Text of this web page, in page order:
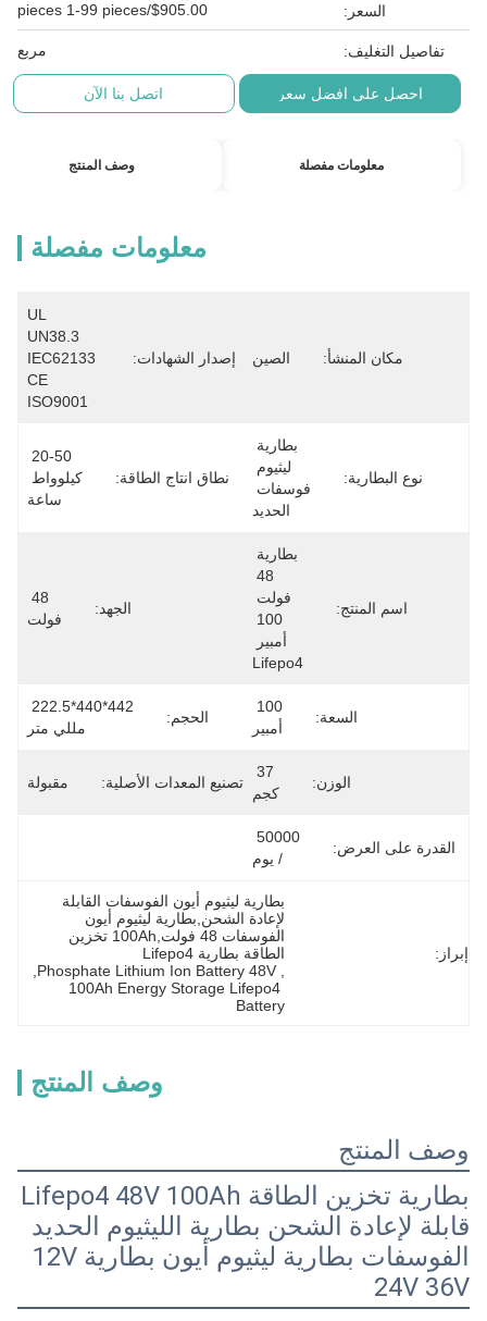
السعر: $905.00/pieces 1-99 pieces
تفاصيل التغليف: مربع
احصل على افضل سعر اتصل بنا الآن
معلومات مفصلة وصف المنتج
معلومات مفصلة
مكان المنشأ: الصين إصدار الشهادات:
UL
UN38.3
IEC62133
CE
ISO9001
نوع البطارية:
الحديد
نطاق انتاج الطاقة:
ساعة
اسم المنتج:
Lifepo4
الجهد:
فولت
السعة:
أمبير
الحجم:
مللي متر
الوزن:
كجم
تصنيع المعدات الأصلية: مقبولة
القدرة على العرض:
/ يوم
إبراز:
الطاقة بطارية Lifepo4
,
Phosphate Lithium Ion Battery 48V
100Ah Energy Storage Lifepo4
Battery
وصف المنتج
وصف المنتج
بطارية تخزين الطاقة Lifepo4 48V 100Ah
قابلة لإعادة الشحن بطارية الليثيوم الحديد
الفوسفات بطارية ليثيوم أيون بطارية 12V
24V 36V